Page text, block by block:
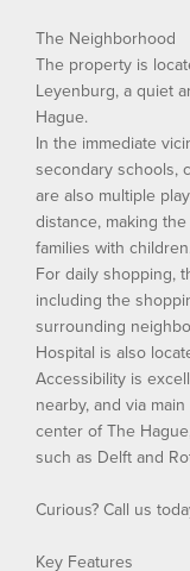
The Neighborhood
The property is
Leyenburg, a quiet
Hague.
In the immediate
secondary schools,
are also multiple
distance, making
families with
For daily shopping,
including the
surrounding
Hospital is also
Accessibility is
nearby, and via
center of The
such as Delft and
Curious? Call us
Key Features